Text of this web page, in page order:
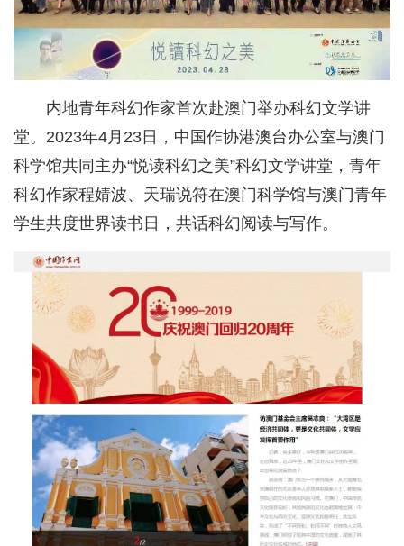
内地青年科幻作家首次赴澳门举办科幻文学讲
堂。2023年4月23日，中国作协港澳台办公室与澳门
科学馆共同主办“悦读科幻之美”科幻文学讲堂，青年
科幻作家程婧波、天瑞说符在澳门科学馆与澳门青年
学生共度世界读书日，共话科幻阅读与写作。